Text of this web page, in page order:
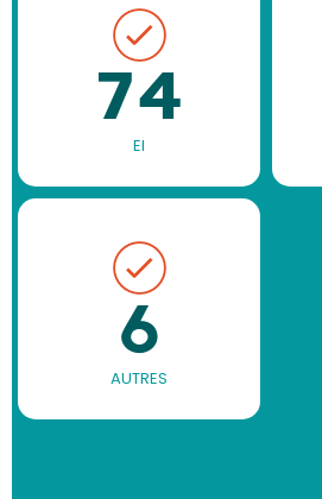
74
EI
6
AUTRES